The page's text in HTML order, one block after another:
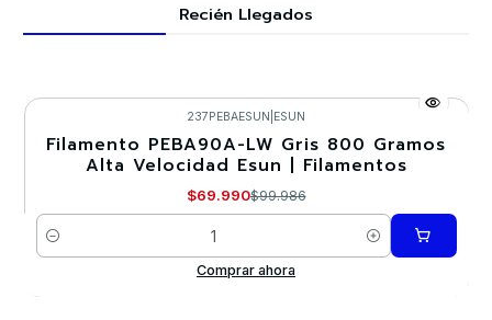
Recién Llegados
-30%
237PEBAESUN ESUN
Filamento PEBA90A-LW Gris 800 Gramos
Alta Velocidad Esun | Filamentos
$69.990$99.986
Cantidad
Comprar ahora